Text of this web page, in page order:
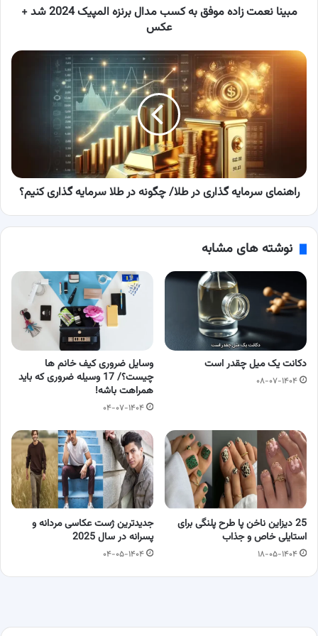
2024
عکس
مبینا نعمت زاده موفق به کسب مدال برنزه المپیک 2024 شد +
عکس
راهنمای
سرمایه
طلا/ چگونه
گذاری
کنیم؟
راهنمای سرمایه گذاری در طلا/ چگونه در طلا سرمایه گذاری کنیم؟
نوشته های مشابه
دکانت یک میل چقدر است
۰۸-۰۷-۱۴۰۴
وسایل ضروری کیف خانم ها
چیست؟/ 17 وسیله ضروری که باید
همراهت باشه!
۰۴-۰۷-۱۴۰۴
25 دیزاین ناخن پا طرح پلنگی برای
استایلی خاص و جذاب
۱۸-۰۵-۱۴۰۴
جدیدترین ژست عکاسی مردانه و
پسرانه در سال 2025
۰۴-۰۵-۱۴۰۴